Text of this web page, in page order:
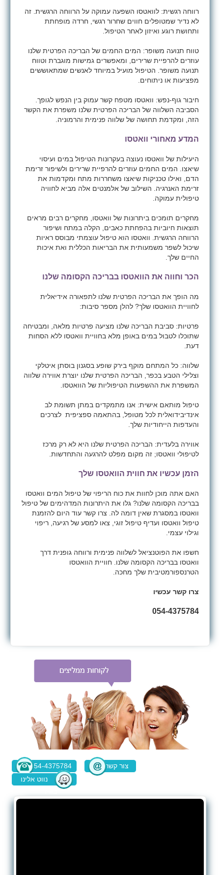
רווחה רגשית: לוואטסו השפעה עמוקה על הרווחה הרגשית. זה
לא נדיר שמטופלים חווים שחרור רגשי, חרדה מופחתת
ותחושת רוגע ואיזון לאחר הטיפול.
טווח תנועה משופר: המים החמים של הבריכה הפרטית שלנו
עוזרים להרפיית שרירים, ומאפשרים גמישות מוגברת וטווח
תנועה משופר. הטיפול מועיל במיוחד לאנשים שמתאוששים
מפציעות או ניתוחים.
חיבור גוף-נפש: וואטסו מטפח קשר עמוק בין הנפש לגופך.
הסביבה השלווה של הבריכה הפרטית שלנו משפרת את הקשר
הזה, ומקדמת תחושה של שלווה פנימית והרמוניה.
המדע מאחורי וואטסו
היעילות של וואטסו נעוצה בעקרונות הטיפול במים ועיסוי
שיאצו. המים החמים עוזרים להרפיית שרירים ולשיפור זרימת
הדם, ואילו טכניקות שיאצו משחררות מתח ומקדמות את
זרימת האנרגיה. השילוב של אלמנטים אלה מביא לחוויה
טיפולית עמוקה.
מחקרים תומכים ביתרונות של וואטסו, מחקרים רבים מראים
תוצאות חיוביות בהפחתת כאבים, הקלה במתח ושיפור
הרווחה הרגשית. וואטסו הוא טיפול עוצמתי מבוסס ראיות
שיכול לשפר משמעותית את הבריאות הכללית ואת איכות
החיים שלך.
הכר וחווה את הוואטסו בבריכה הקסומה שלנו
מה הופך את הבריכה הפרטית שלנו לתפאורה אידיאלית
לחוויית הוואטסו שלך? להלן מספר סיבות:
פרטיות: סביבת הבריכה שלנו מציעה פרטיות מלאה, ומבטיחה
שתוכלו לטבול במים באופן מלא בחוויית וואטסו ללא הסחות
דעת.
שלווה: כל המתחם מוקף בירק שופע בסגנון בוסתן איטלקי
וצלילי הטבע בכפר, הבריכה הפרטית שלנו יוצרת אווירה שלווה
המשפרת את ההשפעות הטיפוליות של הוואטסו.
טיפול מותאם אישית: אנו מתמקדים במתן תשומת לב
אינדיבידואלית לכל מטופל, בהתאמה ספציפית לצרכים
והעדפות הייחודיות שלך.
אווירה בלעדית: הבריכה הפרטית שלנו היא לא רק מרכז
לטיפולי וואטסו; זה מקום מפלט להרגעה והתחדשות.
הזמן עכשיו את חווית הוואטסו שלך
האם אתה מוכן לחוות את כוח הריפוי של טיפול המים וואטסו
בבריכה הקסומה שלנו? גלו את היתרונות המדהימים של טיפול
וואטסו במסגרת שאין דומה לה. צרו קשר עוד היום להזמנת
טיפול וואטסו ועדיף טיפול זוגי, צאו למסע של רגיעה, ריפוי
וגילוי עצמי.
חשפו את הפוטנציאל לשלווה פנימית ורווחה גופנית דרך
וואטסו בבריכה הקסומה שלנו. חוויית הוואטסו
הטרנספורמטיבית שלך מחכה.
צרו קשר עכשיו
054-4375784
054-4375784
צור קשר
נווט אלינו